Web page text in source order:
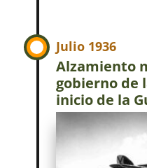
Julio 1936
Alzamiento
gobierno de
inicio de la